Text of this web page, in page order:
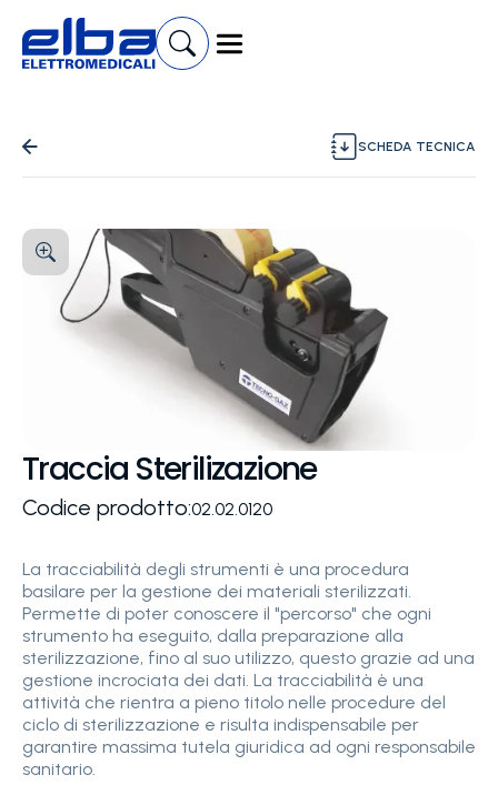
SCHEDA TECNICA
Traccia Sterilizazione
Codice prodotto:02.02.0120
La tracciabilità degli strumenti è una procedura
basilare per la gestione dei materiali sterilizzati.
Permette di poter conoscere il "percorso" che ogni
strumento ha eseguito, dalla preparazione alla
sterilizzazione, fino al suo utilizzo, questo grazie ad una
gestione incrociata dei dati. La tracciabilità è una
attività che rientra a pieno titolo nelle procedure del
ciclo di sterilizzazione e risulta indispensabile per
garantire massima tutela giuridica ad ogni responsabile
sanitario.